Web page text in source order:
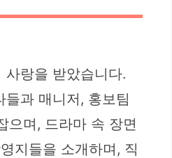
사랑을 받았습니다.
과 매니저, 홍보팀
으며, 드라마 속 장면
지들을 소개하며, 직